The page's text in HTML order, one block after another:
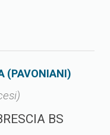
(PAVONIANI)
BS